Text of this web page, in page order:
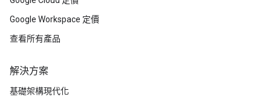
Google Workspace 定價
查看所有產品
解決方案
基礎架構現代化